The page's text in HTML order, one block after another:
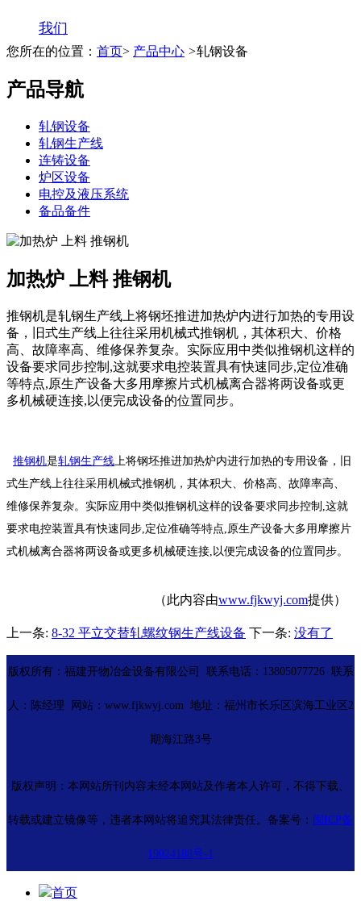
我们
您所在的位置： 首页> 产品中心 >轧钢设备
产品导航
轧钢设备
轧钢生产线
连铸设备
炉区设备
电控及液压系统
备品备件
加热炉 上料 推钢机
推钢机是轧钢生产线上将钢坯推进加热炉内进行加热的专用设
备，旧式生产线上往往采用机械式推钢机，其体积大、价格
高、故障率高、维修保养复杂。实际应用中类似推钢机这样的
设备要求同步控制,这就要求电控装置具有快速同步,定位准确
等特点,原生产设备大多用摩擦片式机械离合器将两设备或更
多机械硬连接,以便完成设备的位置同步。
推钢机是轧钢生产线 上将钢坯推进加热炉内进行加热的专用设备，旧
式生产线上往往采用机械式推钢机，其体积大、价格高、故障率高、
维修保养复杂。实际应用中类似推钢机这样的设备要求同步控制,这就
要求电控装置具有快速同步,定位准确等特点,原生产设备大多用摩擦片
式机械离合器将两设备或更多机械硬连接,以便完成设备的位置同步。
（此内容由www.fjkwyj.com提供）
上一条: 8-32 平立交替轧螺纹钢生产线设备 下一条: 没有了
版权所有：福建开物冶金设备有限公司 联系电话：13805077726 联系
人：陈经理 网站：www.fjkwyj.com 地址：福州市长乐区滨海工业区2
期海江路3号
版权声明：本网站所刊内容未经本网站及作者本人许可，不得下载、
转载或建立镜像等，违者本网站将追究其法律责任。备案号： 闽ICP备
19024188号-1
首页